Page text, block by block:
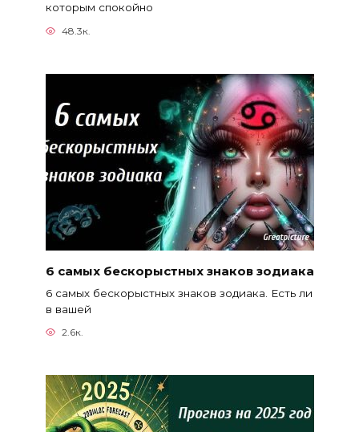
которым спокойно
48.3к.
6 самых бескорыстных знаков зодиака
6 самых бескорыстных знаков зодиака. Есть ли
в вашей
2.6к.